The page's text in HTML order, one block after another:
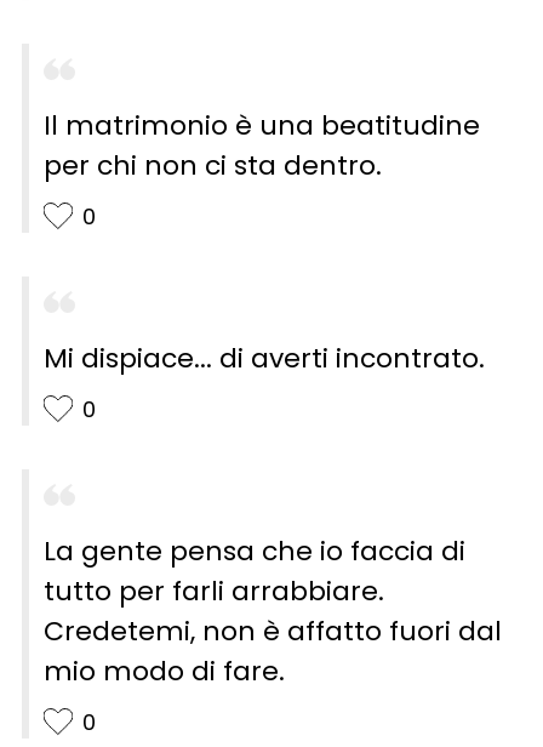
Il matrimonio è una beatitudine
per chi non ci sta dentro.
0
Mi dispiace... di averti incontrato.
0
La gente pensa che io faccia di
tutto per farli arrabbiare.
Credetemi, non è affatto fuori dal
mio modo di fare.
0